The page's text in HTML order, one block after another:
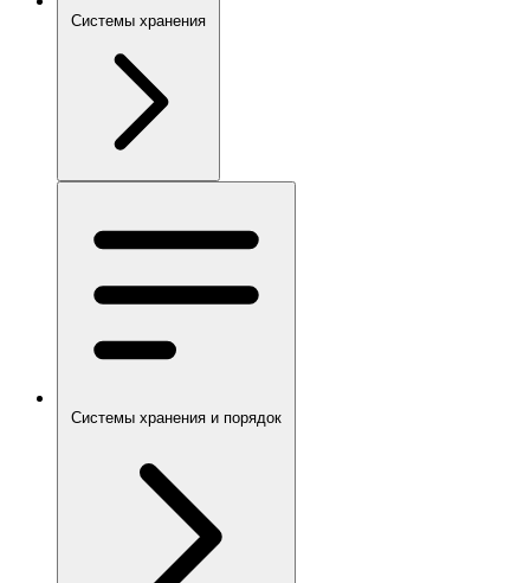
Системы хранения
Системы хранения и порядок